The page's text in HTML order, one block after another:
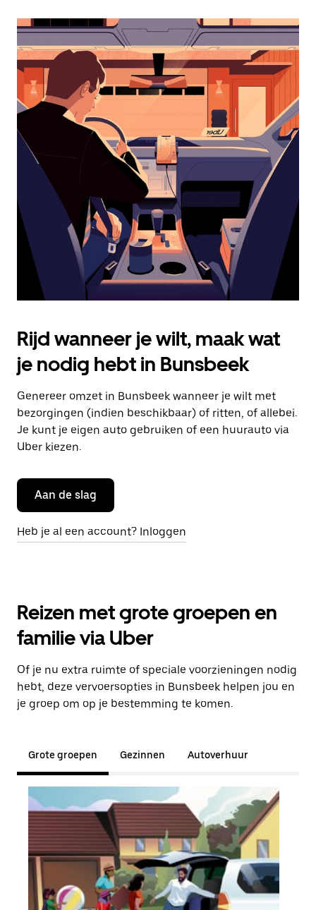
de
te
openen
een
datum
te
selecteren.
Druk
Escape
agenda
te
sluiten.
Rijd wanneer je wilt, maak wat
je nodig hebt in Bunsbeek
Genereer omzet in Bunsbeek wanneer je wilt met
bezorgingen (indien beschikbaar) of ritten, of allebei.
Je kunt je eigen auto gebruiken of een huurauto via
Uber kiezen.
Aan de slag
Heb je al een account? Inloggen
Reizen met grote groepen en
familie via Uber
Of je nu extra ruimte of speciale voorzieningen nodig
hebt, deze vervoersopties in Bunsbeek helpen jou en
je groep om op je bestemming te komen.
Grote groepen Gezinnen Autoverhuur